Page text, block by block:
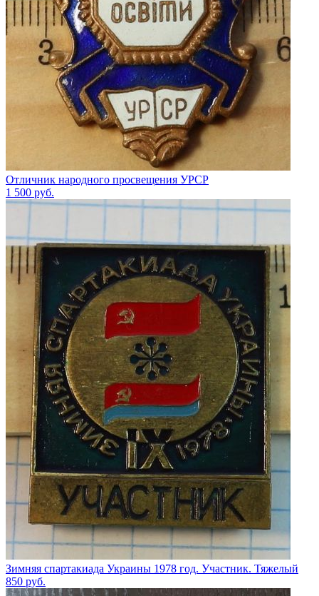
Отличник народного просвещения УРСР
1 500 руб.
Зимняя спартакиада Украины 1978 год. Участник. Тяжелый
850 руб.